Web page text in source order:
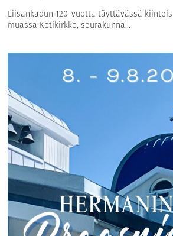
Liisankadun 120-vuotta täyttävässä
muassa Kotikirkko, seurakunna...